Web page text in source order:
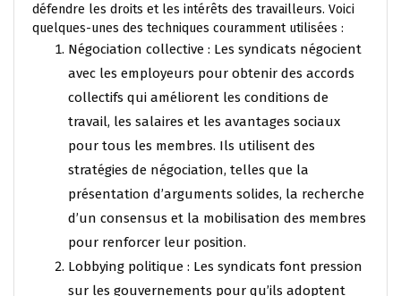
défendre les droits et les intérêts des travailleurs. Voici
quelques-unes des techniques couramment utilisées :
Négociation collective : Les syndicats négocient
avec les employeurs pour obtenir des accords
collectifs qui améliorent les conditions de
travail, les salaires et les avantages sociaux
pour tous les membres. Ils utilisent des
stratégies de négociation, telles que la
présentation d’arguments solides, la recherche
d’un consensus et la mobilisation des membres
pour renforcer leur position.
Lobbying politique : Les syndicats font pression
sur les gouvernements pour qu’ils adoptent